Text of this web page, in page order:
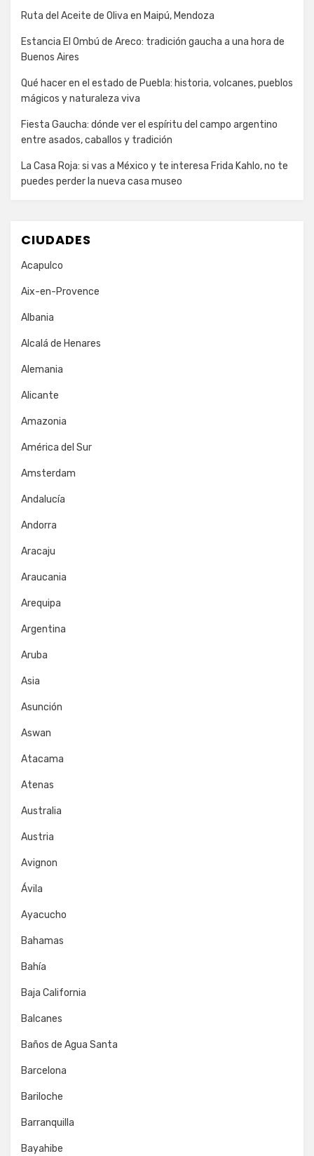
Ruta del Aceite de Oliva en Maipú, Mendoza
Estancia El Ombú de Areco: tradición gaucha a una hora de
Buenos Aires
Qué hacer en el estado de Puebla: historia, volcanes, pueblos
mágicos y naturaleza viva
Fiesta Gaucha: dónde ver el espíritu del campo argentino
entre asados, caballos y tradición
La Casa Roja: si vas a México y te interesa Frida Kahlo, no te
puedes perder la nueva casa museo
CIUDADES
Acapulco
Aix-en-Provence
Albania
Alcalá de Henares
Alemania
Alicante
Amazonia
América del Sur
Amsterdam
Andalucía
Andorra
Aracaju
Araucania
Arequipa
Argentina
Aruba
Asia
Asunción
Aswan
Atacama
Atenas
Australia
Austria
Avignon
Ávila
Ayacucho
Bahamas
Bahía
Baja California
Balcanes
Baños de Agua Santa
Barcelona
Bariloche
Barranquilla
Bayahibe